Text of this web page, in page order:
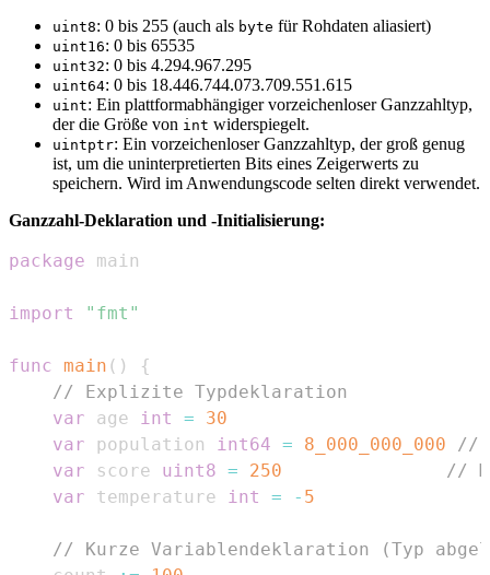
uint8: 0 bis 255 (auch als byte für Rohdaten aliasiert)
uint16: 0 bis 65535
uint32: 0 bis 4.294.967.295
uint64: 0 bis 18.446.744.073.709.551.615
uint: Ein plattformabhängiger vorzeichenloser Ganzzahltyp,
der die Größe von int widerspiegelt.
uintptr: Ein vorzeichenloser Ganzzahltyp, der groß genug
ist, um die uninterpretierten Bits eines Zeigerwerts zu
speichern. Wird im Anwendungscode selten direkt verwendet.
Ganzzahl-Deklaration und -Initialisierung:
package
import "fmt"
func main ( )
{
// Explizite Typdeklaration
var age int =
30
var population int64 = 8_000_000_000
//
var score uint8 = 250
//
var temperature int = - 5
// Kurze Variablendeklaration (Typ